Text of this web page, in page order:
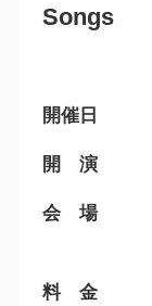
Songs
開催日
開 演
会 場
料 金